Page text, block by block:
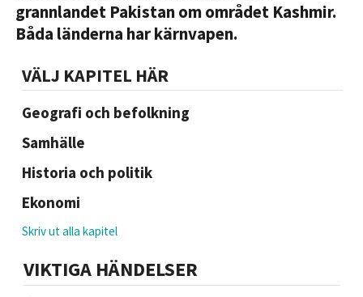
grannlandet Pakistan om området Kashmir.
Båda länderna har kärnvapen.
VÄLJ KAPITEL HÄR
Geografi och befolkning
Samhälle
Historia och politik
Ekonomi
Skriv ut alla kapitel
VIKTIGA HÄNDELSER